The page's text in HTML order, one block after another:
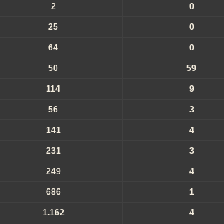
2 0
25 0
64 0
50 59
114 9
56 3
141 4
231 3
249 4
686 1
1.162 4